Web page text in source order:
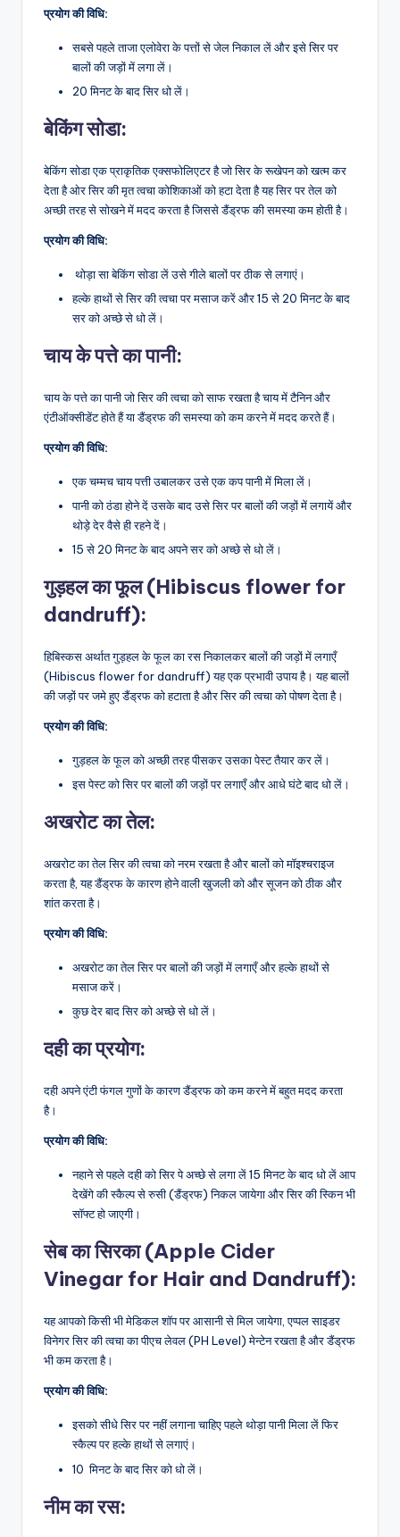
प्रयोग की विधि:
सबसे पहले ताजा एलोवेरा के पत्तों से जेल निकाल लें और इसे सिर पर
बालों की जड़ों में लगा लें।
20 मिनट के बाद सिर धो लें।
बेकिंग सोडा:
बेकिंग सोडा एक प्राकृतिक एक्सफोलिएटर है जो सिर के रूखेपन को खत्म कर
देता है ओर सिर की मृत त्वचा कोशिकाओं को हटा देता है यह सिर पर तेल को
अच्छी तरह से सोखने में मदद करता है जिससे डैंड्रफ की समस्या कम होती है।
प्रयोग की विधि:
थोड़ा सा बेकिंग सोडा लें उसे गीले बालों पर ठीक से लगाएं।
हल्के हाथों से सिर की त्वचा पर मसाज करें और 15 से 20 मिनट के बाद
सर को अच्छे से धो लें।
चाय के पत्ते का पानी:
चाय के पत्ते का पानी जो सिर की त्वचा को साफ रखता है चाय में टैनिन और
एंटीऑक्सीडेंट होते हैं या डैंड्रफ की समस्या को कम करने में मदद करते हैं।
प्रयोग की विधि:
एक चम्मच चाय पत्ती उबालकर उसे एक कप पानी में मिला लें।
पानी को ठंडा होने दें उसके बाद उसे सिर पर बालों की जड़ों में लगायें और
थोड़े देर वैसे ही रहने दें।
15 से 20 मिनट के बाद अपने सर को अच्छे से धो लें।
गुड़हल का फूल (Hibiscus flower for
dandruff):
हिबिस्कस अर्थात गुड़हल के फूल का रस निकालकर बालों की जड़ों में लगाएँ
(Hibiscus flower for dandruff) यह एक प्रभावी उपाय है। यह बालों
की जड़ों पर जमे हुए डैंड्रफ को हटाता है और सिर की त्वचा को पोषण देता है।
प्रयोग की विधि:
गुड़हल के फूल को अच्छी तरह पीसकर उसका पेस्ट तैयार कर लें।
इस पेस्ट को सिर पर बालों की जड़ों पर लगाएँ और आधे घंटे बाद धो लें।
अखरोट का तेल:
अखरोट का तेल सिर की त्वचा को नरम रखता है और बालों को मॉइश्चराइज
करता है, यह डैंड्रफ के कारण होने वाली खुजली को और सूजन को ठीक और
शांत करता है।
प्रयोग की विधि:
अखरोट का तेल सिर पर बालों की जड़ों में लगाएँ और हल्के हाथों से
मसाज करें।
कुछ देर बाद सिर को अच्छे से धो लें।
दही का प्रयोग:
दही अपने एंटी फंगल गुणों के कारण डैंड्रफ को कम करने में बहुत मदद करता
है।
प्रयोग की विधि:
नहाने से पहले दही को सिर पे अच्छे से लगा लें 15 मिनट के बाद धो लें आप
देखेंगे की स्कैल्प से रुसी (डैंड्रफ) निकल जायेगा और सिर की स्किन भी
सॉफ्ट हो जाएगी।
सेब का सिरका (Apple Cider
Vinegar for Hair and Dandruff):
यह आपको किसी भी मेडिकल शॉप पर आसानी से मिल जायेगा, एप्पल साइडर
विनेगर सिर की त्वचा का पीएच लेवल (PH Level) मेन्टेन रखता है और डैंड्रफ
भी कम करता है।
प्रयोग की विधि:
इसको सीधे सिर पर नहीं लगाना चाहिए पहले थोड़ा पानी मिला लें फिर
स्कैल्प पर हल्के हाथों से लगाएं।
10 मिनट के बाद सिर को धो लें।
नीम का रस: